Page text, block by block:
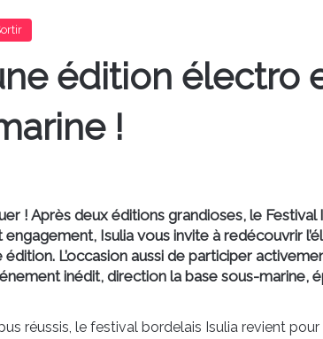
édition électro
!
! Après deux éditions grandioses, le
Isulia vous invite à redécouvrir
L’occasion aussi de participer
inédit, direction la base sous-marine,
réussis, le festival bordelais Isulia revient